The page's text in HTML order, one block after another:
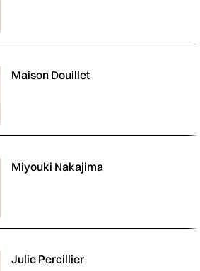
Maison Douillet
Miyouki Nakajima
Julie Percillier